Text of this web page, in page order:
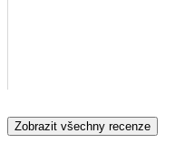
Zobrazit všechny recenze